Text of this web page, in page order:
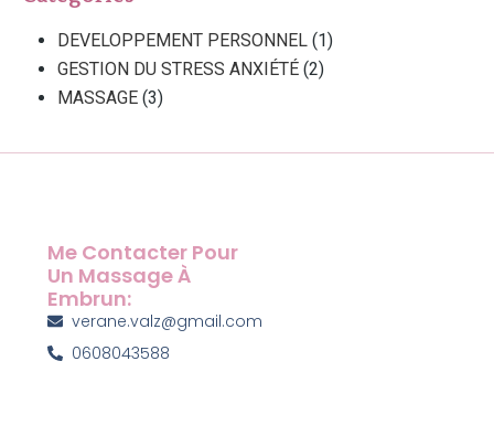
DEVELOPPEMENT PERSONNEL (1)
GESTION DU STRESS ANXIÉTÉ (2)
MASSAGE (3)
Me Contacter Pour
Un Massage À
Embrun:
verane.valz@gmail.com
0608043588